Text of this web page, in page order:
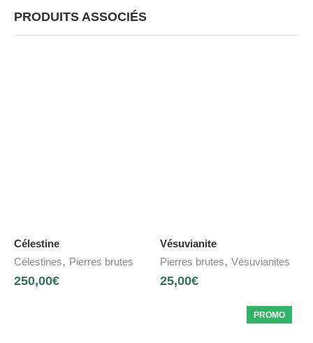
PRODUITS ASSOCIÉS
Célestine
Célestines, Pierres brutes
250,00€
Vésuvianite
Pierres brutes, Vésuvianites
25,00€
PROMO